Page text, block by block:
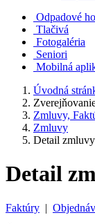
Odpadové
Tlačivá
Fotogaléria
Seniori
Mobilná
Úvodná
Zmluvy,
Zmluvy
Detail
Detail
Faktúry |